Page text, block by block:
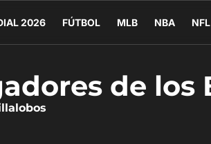
2026 FÚTBOL MLB NBA NFL
de los